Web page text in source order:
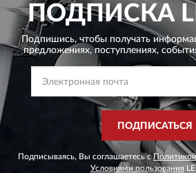
ПОДПИСКА
Подпишись, чтобы получать
предложениях,поступлениях,
ПОДПИСАТЬСЯ
Подписываясь, Вы соглашаетесь с
Условиями пользования